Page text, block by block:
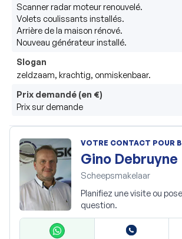
Scanner radar moteur renouvelé.
Volets coulissants installés.
Arrière de la maison rénové.
Nouveau générateur installé.
Slogan
zeldzaam, krachtig, onmiskenbaar.
Prix demandé (en €)
Prix sur demande
VOTRE CONTACT POUR
Gino Debruyne
Scheepsmakelaar
Planifiez une visite ou
question.